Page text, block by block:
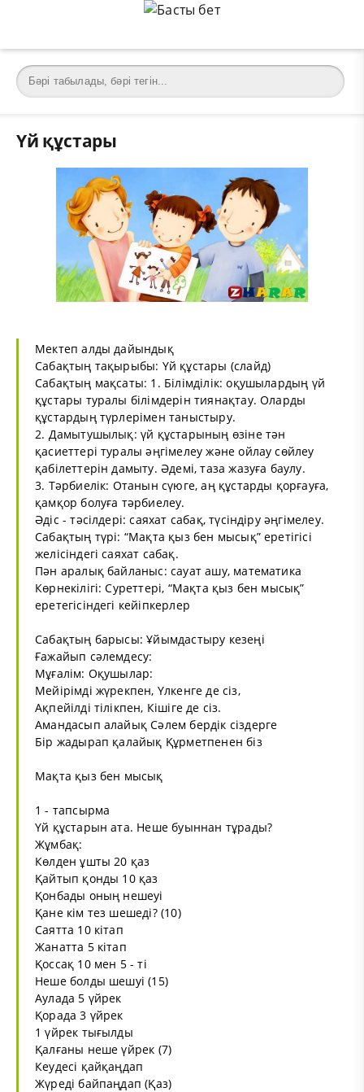
Үй құстары
Мектеп алды дайындық
Сабақтың тақырыбы: Үй құстары (слайд)
Сабақтың мақсаты: 1. Білімділік: оқушылардың үй
құстары туралы білімдерін тиянақтау. Оларды
құстардың түрлерімен таныстыру.
2. Дамытушылық: үй құстарының өзіне тән
қасиеттері туралы әңгімелеу және ойлау сөйлеу
қабілеттерін дамыту. Әдемі, таза жазуға баулу.
3. Тәрбиелік: Отанын сүюге, аң құстарды қорғауға,
қамқор болуға тәрбиелеу.
Әдіс - тәсілдері: саяхат сабақ, түсіндіру әңгімелеу.
Сабақтың түрі: “Мақта қыз бен мысық” еретігісі
желісіндегі саяхат сабақ.
Пән аралық байланыс: сауат ашу, математика
Көрнекілігі: Суреттері, “Мақта қыз бен мысық”
еретегісіндегі кейіпкерлер
Сабақтың барысы: Ұйымдастыру кезеңі
Ғажайып сәлемдесу:
Мұғалім: Оқушылар:
Мейірімді жүрекпен, Үлкенге де сіз,
Ақпейілді тілікпен, Кішіге де сіз.
Амандасып алайық Сәлем бердік сіздерге
Бір жадырап қалайық Құрметпенен біз
Мақта қыз бен мысық
1 - тапсырма
Үй құстарын ата. Неше буыннан тұрады?
Жұмбақ:
Көлден ұшты 20 қаз
Қайтып қонды 10 қаз
Қонбады оның нешеуі
Қане кім тез шешеді? (10)
Саятта 10 кітап
Жанатта 5 кітап
Қоссақ 10 мен 5 - ті
Неше болды шешуі (15)
Аулада 5 үйрек
Қорада 3 үйрек
1 үйрек тығылды
Қалғаны неше үйрек (7)
Кеудесі қайқаңдап
Жүреді байпаңдап (Қаз)